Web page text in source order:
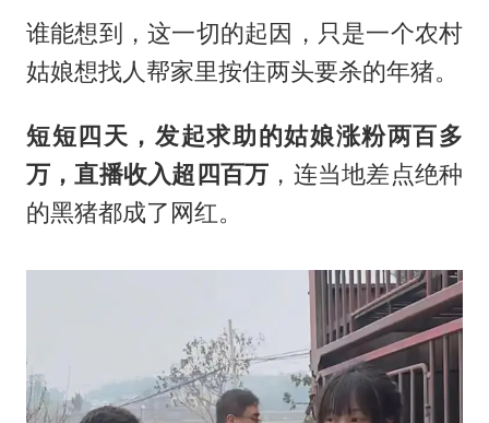
谁能想到，这一切的起因，只是一个农村
姑娘想找人帮家里按住两头要杀的年猪。
短短四天，发起求助的姑娘涨粉两百多
万，直播收入超四百万 ，连当地差点绝种
的黑猪都成了网红。